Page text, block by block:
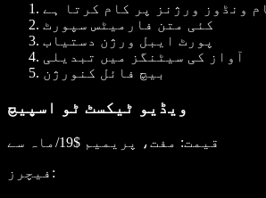
ونڈوز ورژنز پر کام کرتا ہے
کئی متن فارمیٹس سپورٹ
پورٹ ایبل ورژن دستیاب
آواز کی سیٹنگز میں تبدیلی
بیچ فائل کنورژن
ویڈیو ٹیکسٹ ٹو اسپیچ
قیمت: مفت، پریمیم $19/ماہ سے
فیچرز :